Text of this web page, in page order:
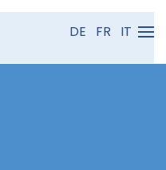
DE FR IT